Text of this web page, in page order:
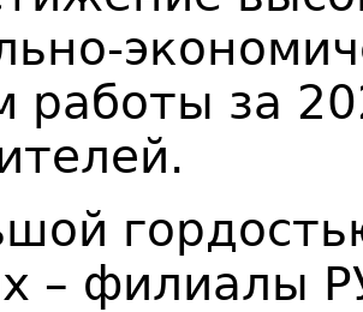
работы за
– филиалы